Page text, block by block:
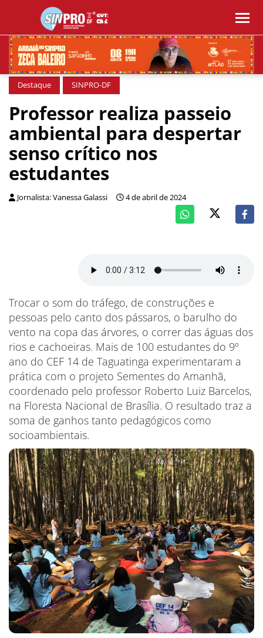
Destaque SINPRO-DF
Professor realiza passeio
ambiental para despertar
senso crítico nos
estudantes
Jornalista: Vanessa Galassi 4 de abril de 2024
Trocar o som do tráfego, de construções e
pessoas pelo canto dos pássaros, o barulho do
vento na copa das árvores, o correr das águas dos
rios e cachoeiras. Mais de 100 estudantes do 9º
ano do CEF 14 de Taguatinga experimentaram a
prática com o projeto Sementes do Amanhã,
coordenado pelo professor Roberto Luiz Barcelos,
na Floresta Nacional de Brasília. O resultado traz a
soma de ganhos tanto pedagógicos como
socioambientais.